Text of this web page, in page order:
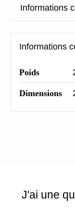
Informations
Informations
Poids
Dimensions
J'ai une